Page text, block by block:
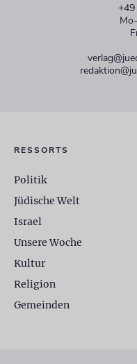
RESSORTS
Politik
Jüdische Welt
Israel
Unsere Woche
Kultur
Religion
Gemeinden